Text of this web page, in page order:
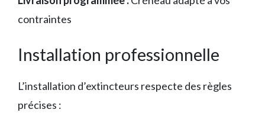
contraintes
Installation professionnelle
L’installation d’extincteurs respecte des règles
précises :